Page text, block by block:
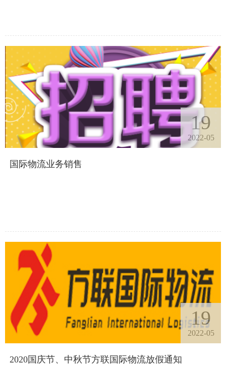
19
2022-05
国际物流业务销售
19
2022-05
2020国庆节、中秋节方联国际物流放假通知